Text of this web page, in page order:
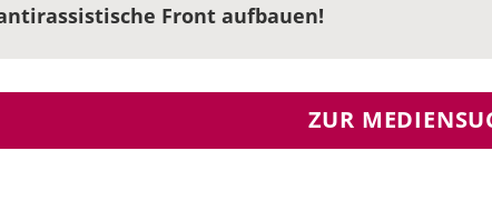
Front aufbauen!
ZUR